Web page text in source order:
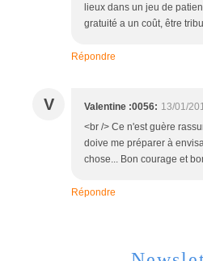
lieux dans un jeu de
gratuité a un coût, être
Répondre
V Valentine :0056: 13/01/
<br /> Ce n'est guère
doive me préparer à
chose... Bon courage et
Répondre